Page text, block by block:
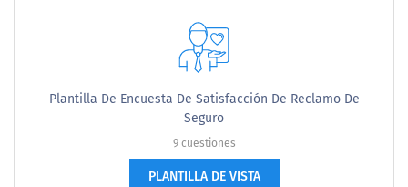
Plantilla De Encuesta De Satisfacción De Reclamo De
Seguro
9 cuestiones
PLANTILLA DE VISTA